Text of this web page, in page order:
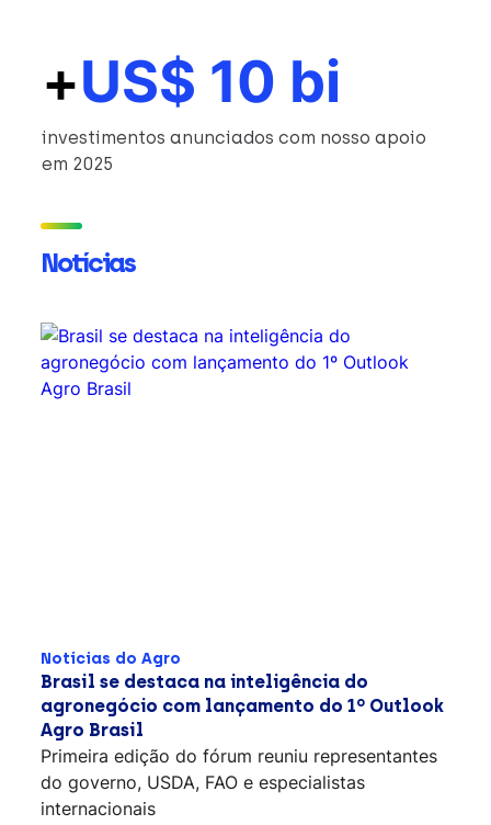
+US$ 10 bi
investimentos anunciados com nosso apoio
em 2025
Notícias
Notícias do Agro
Brasil se destaca na inteligência do
agronegócio com lançamento do 1º Outlook
Agro Brasil
Primeira edição do fórum reuniu representantes
do governo, USDA, FAO e especialistas
internacionais